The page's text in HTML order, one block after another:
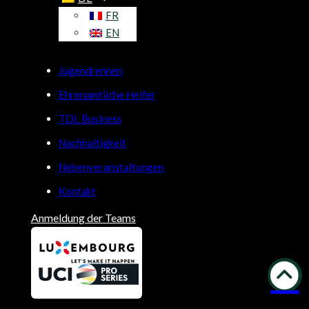
FR
EN
Jugendrennen
Ehrenamtliche Helfer
TDL Business
Nachhaltigkeit
Nebenveranstaltungen
Kontakt
Anmeldung der Teams